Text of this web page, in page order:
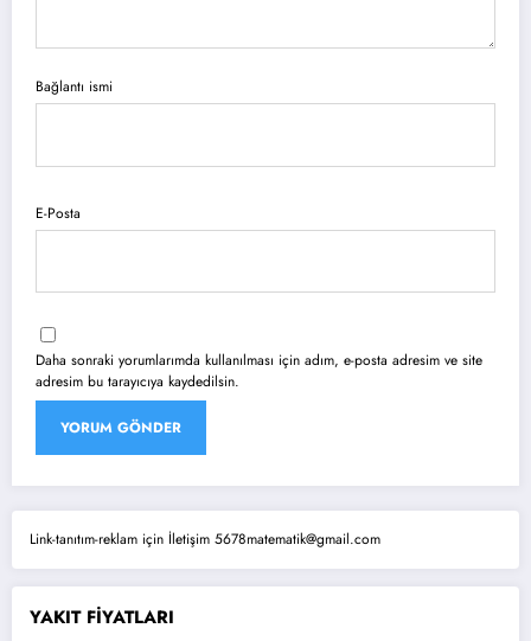
Bağlantı ismi
E-Posta
Daha sonraki yorumlarımda kullanılması için adım, e-posta adresim ve site
adresim bu tarayıcıya kaydedilsin.
Link-tanıtım-reklam için İletişim 5678matematik@gmail.com
YAKIT FİYATLARI